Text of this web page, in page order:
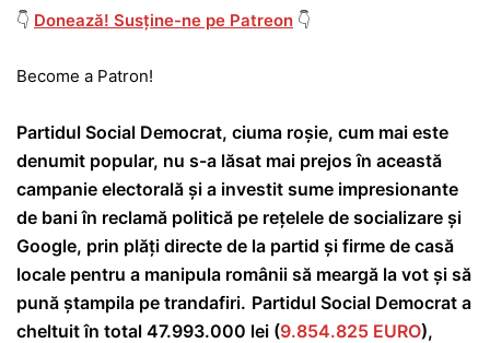
👇 Donează! Susține-ne pe Patreon 👇
Become a Patron!
Partidul Social Democrat, ciuma roșie, cum mai este
denumit popular, nu s-a lăsat mai prejos în această
campanie electorală și a investit sume impresionante
de bani în reclamă politică pe rețelele de socializare și
Google, prin plăți directe de la partid și firme de casă
locale pentru a manipula românii să meargă la vot și să
pună ștampila pe trandafiri. Partidul Social Democrat a
cheltuit în total 47.993.000 lei (9.854.825 EURO),